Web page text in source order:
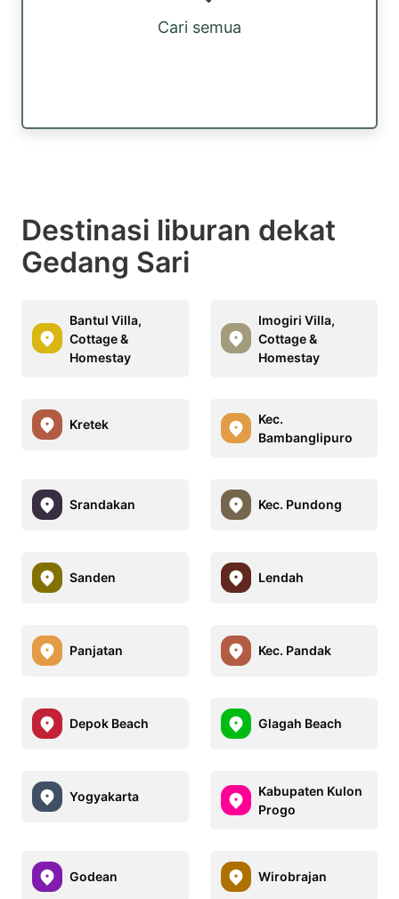
Cari semua
Destinasi liburan dekat
Gedang Sari
Bantul Villa,
Cottage &
Homestay
Imogiri Villa,
Cottage &
Homestay
Kretek
Kec.
Bambanglipuro
Srandakan Kec. Pundong
Sanden Lendah
Panjatan Kec. Pandak
Depok Beach Glagah Beach
Yogyakarta
Kabupaten Kulon
Progo
Godean Wirobrajan